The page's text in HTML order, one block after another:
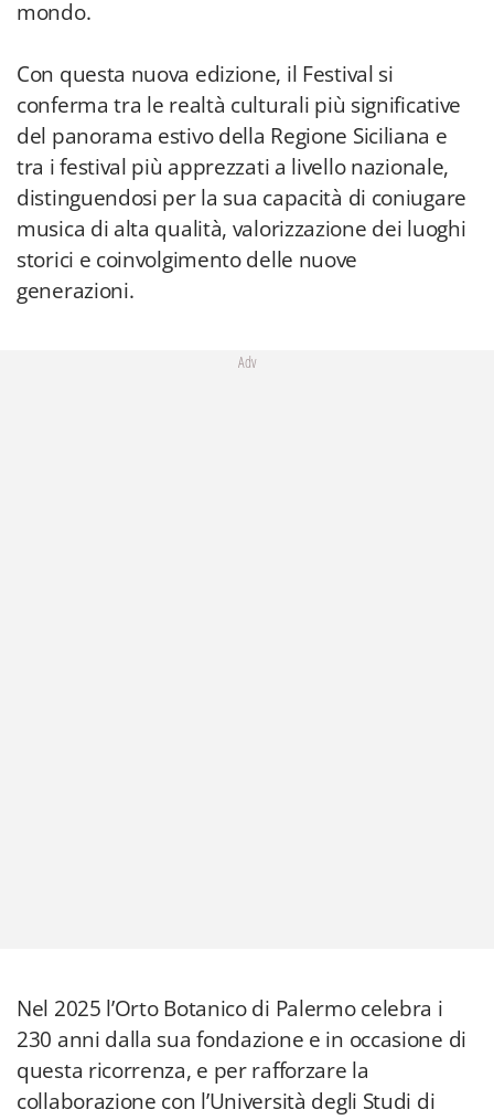
del panorama estivo della Regione Siciliana e
distinguendosi per la sua capacità di coniugare
musica di alta qualità, valorizzazione dei luoghi
storici e coinvolgimento delle nuove
generazioni.
Adv
Palermo, partner principale di "Palermo
Classica", nasce l’idea di estendere una parte
della programmazione finalizzata a valorizzare
ancora di più lo splendido giardino, dove